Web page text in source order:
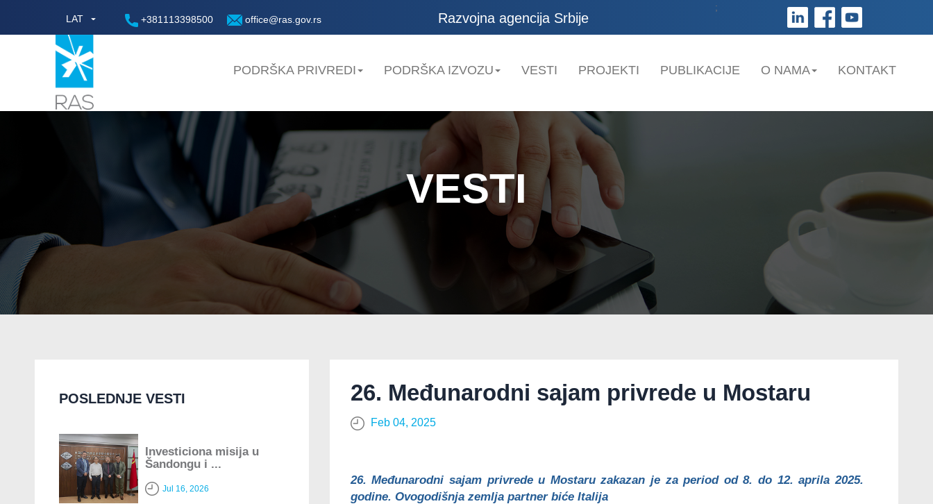
LAT +381113398500 office@ras.gov.rs Razvojna agencija Srbije
;
PODRŠKA PRIVREDI PODRŠKA IZVOZU VESTI PROJEKTI PUBLIKACIJE O NAMA KONTAKT
VESTI
POSLEDNJE VESTI
Investiciona misija u
Šandongu i ...
Jul 16, 2026
26. Međunarodni sajam privrede u Mostaru
Feb 04, 2025
26. Međunarodni sajam privrede u Mostaru zakazan je za period od 8. do 12. aprila 2025.
godine. Ovogodišnja zemlja partner biće Italija